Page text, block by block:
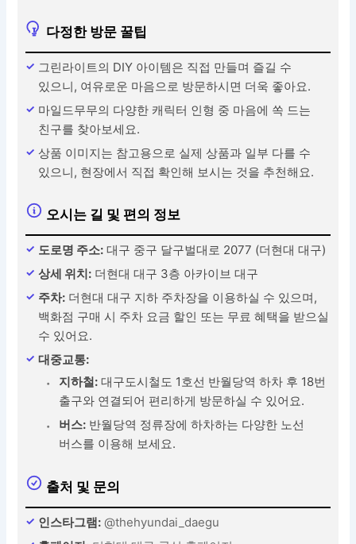
다정한 방문 꿀팁
그린라이트의 DIY 아이템은 직접 만들며 즐길 수
있으니, 여유로운 마음으로 방문하시면 더욱 좋아요.
마일드무무의 다양한 캐릭터 인형 중 마음에 쏙 드는
친구를 찾아보세요.
상품 이미지는 참고용으로 실제 상품과 일부 다를 수
있으니, 현장에서 직접 확인해 보시는 것을 추천해요.
오시는 길 및 편의 정보
도로명 주소: 대구 중구 달구벌대로 2077 (더현대 대구)
상세 위치: 더현대 대구 3층 아카이브 대구
주차: 더현대 대구 지하 주차장을 이용하실 수 있으며,
백화점 구매 시 주차 요금 할인 또는 무료 혜택을 받으실
수 있어요.
대중교통:
지하철: 대구도시철도 1호선 반월당역 하차 후 18번
출구와 연결되어 편리하게 방문하실 수 있어요.
버스: 반월당역 정류장에 하차하는 다양한 노선
버스를 이용해 보세요.
출처 및 문의
인스타그램: @thehyundai_daegu